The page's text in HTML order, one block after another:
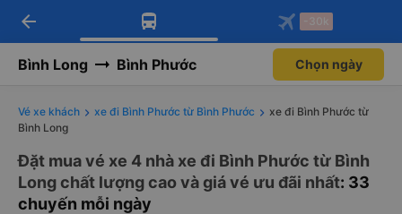
Tải app Vexere ngay!
Nhận ưu đãi thành viên độc
Mở app
Tải app Vexere
-30k/ghế khi đặt vé máy bay qua
Mở app
arrow_back -30k
Bình Long Bình Phước Chọn ngày
Vé xe khách xe đi Bình Phước từ Bình Phước
xe đi Bình Phước từ
Bình Long
Đặt mua vé xe 4 nhà xe đi Bình Phước từ Bình
Long chất lượng cao và giá vé ưu đãi nhất: 33
chuyến mỗi ngày